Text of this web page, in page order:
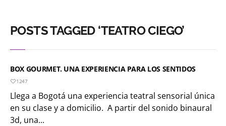
POSTS TAGGED ‘TEATRO CIEGO’
BOX GOURMET. UNA EXPERIENCIA PARA LOS SENTIDOS
1247
Llega a Bogotá una experiencia teatral sensorial única
en su clase y a domicilio. A partir del sonido binaural
3d, una...